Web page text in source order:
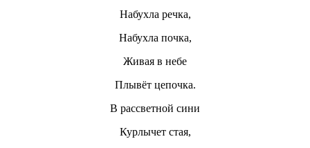
Набухла речка,
Набухла почка,
Живая в небе
Плывёт цепочка.
В рассветной сини
Курлычет стая,